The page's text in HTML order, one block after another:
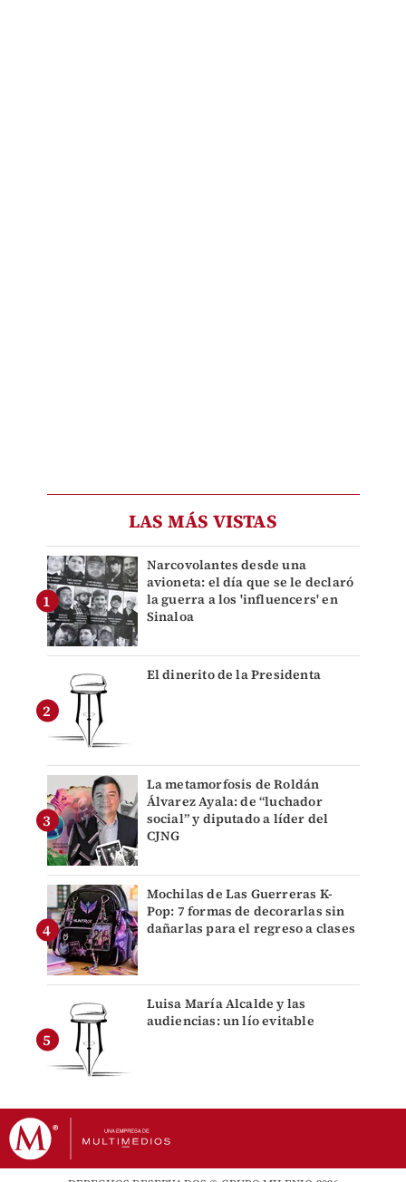
LAS MÁS VISTAS
Narcovolantes desde una
avioneta: el día que se le declaró
la guerra a los 'influencers' en
Sinaloa
El dinerito de la Presidenta
La metamorfosis de Roldán
Álvarez Ayala: de “luchador
social” y diputado a líder del
CJNG
Mochilas de Las Guerreras K-
Pop: 7 formas de decorarlas sin
dañarlas para el regreso a clases
Luisa María Alcalde y las
audiencias: un lío evitable